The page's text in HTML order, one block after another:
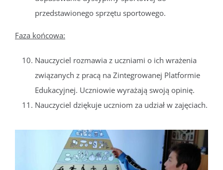
przedstawionego sprzętu sportowego.
Faza końcowa:
Nauczyciel rozmawia z uczniami o ich wrażenia
związanych z pracą na Zintegrowanej Platformie
Edukacyjnej. Uczniowie wyrażają swoją opinię.
Nauczyciel dziękuje uczniom za udział w zajęciach.